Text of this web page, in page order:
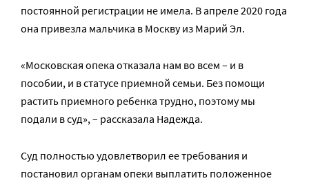
постоянной регистрации не имела. В апреле 2020 года
она привезла мальчика в Москву из Марий Эл.
«Московская опека отказала нам во всем – и в
пособии, и в статусе приемной семьи. Без помощи
растить приемного ребенка трудно, поэтому мы
подали в суд», – рассказала Надежда.
Суд полностью удовлетворил ее требования и
постановил органам опеки выплатить положенное